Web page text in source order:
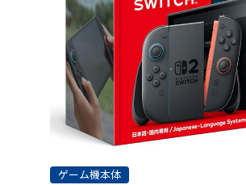
ゲーム機本体